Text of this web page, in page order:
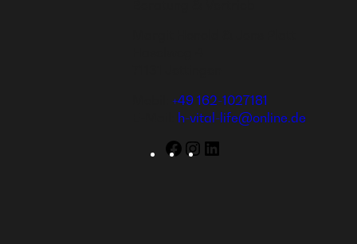
+49 162-1027181
h-vital-life@online.de
Facebook
Instagram